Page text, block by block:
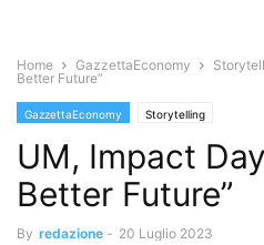
Home GazzettaEconomy
Better Future”
GazzettaEconomy Storytelling
UM, Impact
Better Future”
By redazione - 20 Luglio 2023